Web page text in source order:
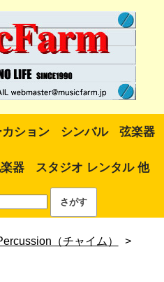
ション シンバル 弦楽器
器 スタジオ レンタル 他
（チャイム） >